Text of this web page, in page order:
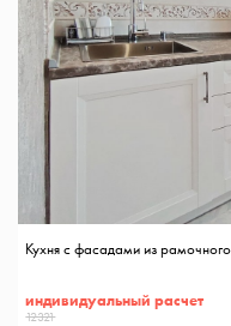
Кухня с фасадами из
индивидуальный расчет
12321